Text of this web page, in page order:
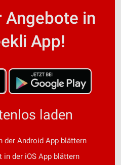
Angebote in
App!
laden
der Android App blättern
in der iOS App blättern